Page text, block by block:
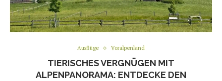
Ausflüge Voralpenland
TIERISCHES VERGNÜGEN MIT
ALPENPANORAMA: ENTDECKE DEN